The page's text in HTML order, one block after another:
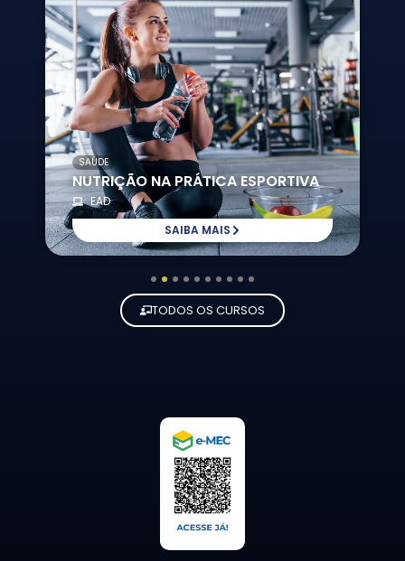
SAÚDE
NUTRIÇÃO NA PRÁTICA ESPORTIVA
EAD
SAIBA MAIS
5 6 7 8 9 10
TODOS OS CURSOS